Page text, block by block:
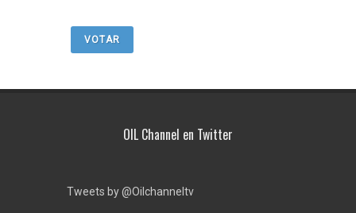
VOTAR
OIL Channel en Twitter
Tweets by @Oilchanneltv